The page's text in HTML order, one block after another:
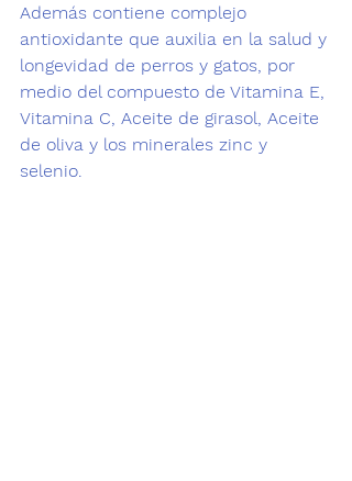
Además contiene complejo
antioxidante que auxilia en la salud y
longevidad de perros y gatos, por
medio del compuesto de Vitamina E,
Vitamina C, Aceite de girasol, Aceite
de oliva y los minerales zinc y
selenio.